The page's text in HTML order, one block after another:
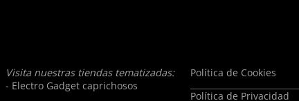
Visita nuestras tiendas tematizadas:
- Electro Gadget caprichosos
Política de Cookies
Política de Privacidad